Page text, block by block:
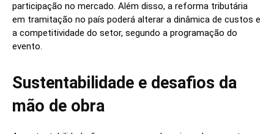
participação no mercado. Além disso, a reforma tributária
em tramitação no país poderá alterar a dinâmica de custos e
a competitividade do setor, segundo a programação do
evento.
Sustentabilidade e desafios da
mão de obra